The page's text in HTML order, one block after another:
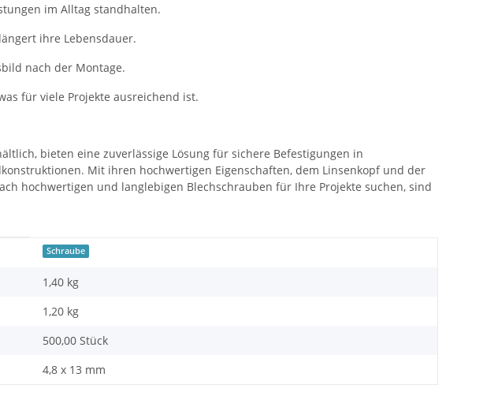
im Alltag standhalten.
ihre Lebensdauer.
nach der Montage.
für viele Projekte ausreichend ist.
bieten eine zuverlässige Lösung für sichere Befestigungen in
Mit ihren hochwertigen Eigenschaften, dem Linsenkopf und der
hochwertigen und langlebigen Blechschrauben für Ihre Projekte suchen, sind
Schraube
1,40 kg
1,20 kg
500,00 Stück
4,8 x 13 mm